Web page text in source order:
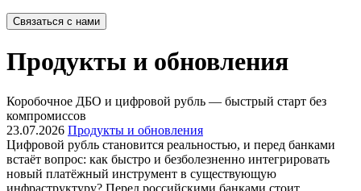
Связаться с нами
Продукты и обновления
Коробочное ДБО и цифровой рубль — быстрый старт без
компромиссов
23.07.2026 Продукты и обновления
Цифровой рубль становится реальностью, и перед банками
встаёт вопрос: как быстро и безболезненно интегрировать
новый платёжный инструмент в существующую
инфраструктуру? Перед российскими банками стоит